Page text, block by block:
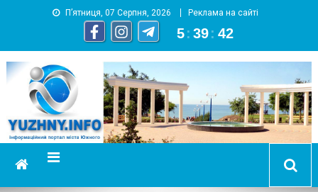
П’ятниця, 07 Серпня, 2026 Реклама на сайті
5 : 39 : 43
YUZHNY.INFO
информационный портал города Южный